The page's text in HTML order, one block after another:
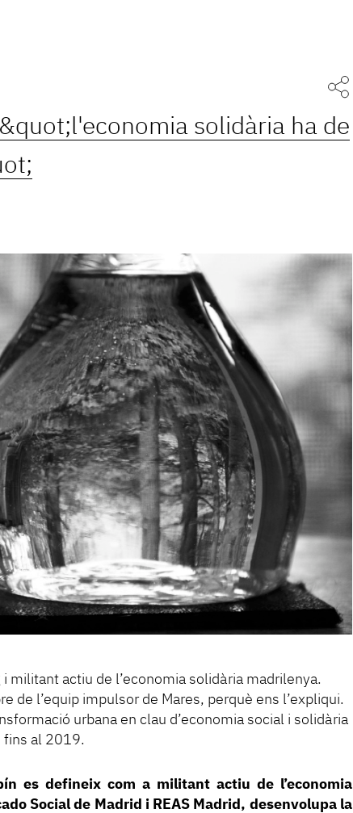
solidària ha de
militant actiu de l’economia solidària madrilenya.
de l’equip impulsor de Mares, perquè ens l’expliqui.
urbana en clau d’economia social i solidària
fins al 2019.
es defineix com a militant actiu de l’economia
Social de Madrid i REAS Madrid, desenvolupa la